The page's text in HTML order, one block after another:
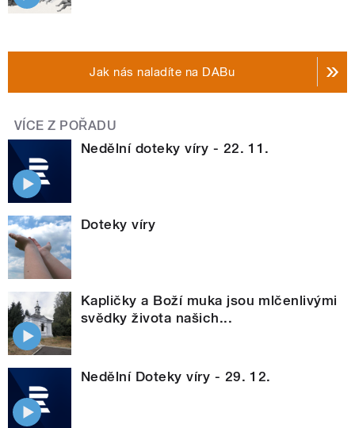
Jak nás naladíte na DABu
VÍCE Z POŘADU
Nedělní doteky víry - 22. 11.
Doteky víry
Kapličky a Boží muka jsou mlčenlivými
svědky života našich...
Nedělní Doteky víry - 29. 12.